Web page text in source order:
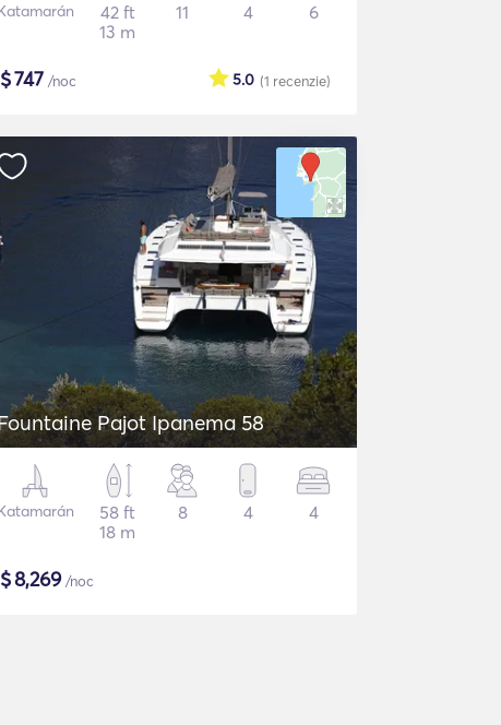
42 ft
13 m
11 4 6
$747 /noc (1 recenzie)
5.0
Pajot Ipanema 58
58 ft
18 m
8 4 4
$8,269/noc